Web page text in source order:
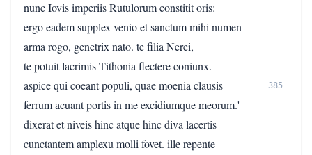
nunc Iovis imperiis Rutulorum constitit oris:
ergo eadem supplex venio et sanctum mihi numen
arma rogo, genetrix nato. te filia Nerei,
te potuit lacrimis Tithonia flectere coniunx.
aspice qui coeant populi, quae moenia clausis
385
ferrum acuant portis in me excidiumque meorum.'
dixerat et niveis hinc atque hinc diva lacertis
cunctantem amplexu molli fovet. ille repente